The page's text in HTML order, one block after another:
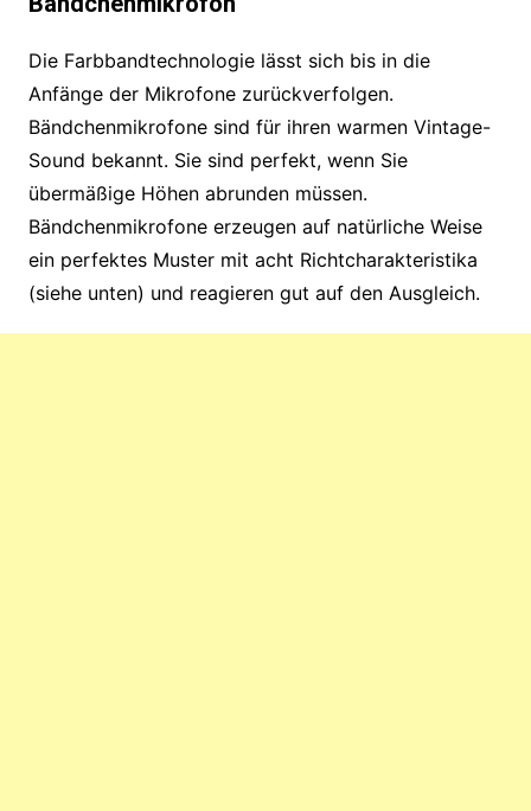
Die Farbbandtechnologie lässt sich bis in die
Anfänge der Mikrofone zurückverfolgen.
Bändchenmikrofone sind für ihren warmen Vintage-
Sound bekannt. Sie sind perfekt, wenn Sie
übermäßige Höhen abrunden müssen.
Bändchenmikrofone erzeugen auf natürliche Weise
ein perfektes Muster mit acht Richtcharakteristika
(siehe unten) und reagieren gut auf den Ausgleich.